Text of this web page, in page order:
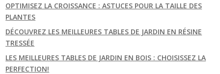
OPTIMISEZ LA CROISSANCE : ASTUCES POUR LA TAILLE DES
PLANTES
DÉCOUVREZ LES MEILLEURES TABLES DE JARDIN EN RÉSINE
TRESSÉE
LES MEILLEURES TABLES DE JARDIN EN BOIS : CHOISISSEZ LA
PERFECTION!